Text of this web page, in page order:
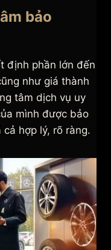
bảo
định phần lớn đến
như giá thành
tâm dịch vụ uy
mình được bảo
hợp lý, rõ ràng.